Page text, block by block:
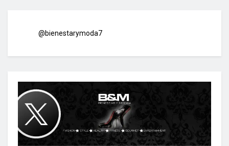
@bienestarymoda7